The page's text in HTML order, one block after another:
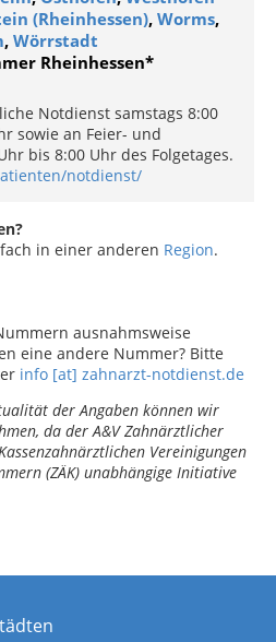
(Rheinhessen), Worms,
, Wörrstadt
Rheinhessen*
Notdienst samstags 8:00
sowie an Feier- und
bis 8:00 Uhr des Folgetages.
notdienst/
in einer anderen Region.
ausnahmsweise
eine andere Nummer? Bitte
info [at] zahnarzt-notdienst.de
der Angaben können wir
da der A&V Zahnärztlicher
Vereinigungen
(ZÄK) unabhängige Initiative